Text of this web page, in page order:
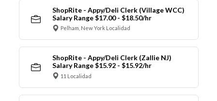
ShopRite - Appy/Deli Clerk (Village WCC)
Salary Range $17.00 - $18.50/hr
Pelham, New York Localidad
ShopRite - Appy/Deli Clerk (Zallie NJ)
Salary Range $15.92 - $15.92/hr
11 Localidad